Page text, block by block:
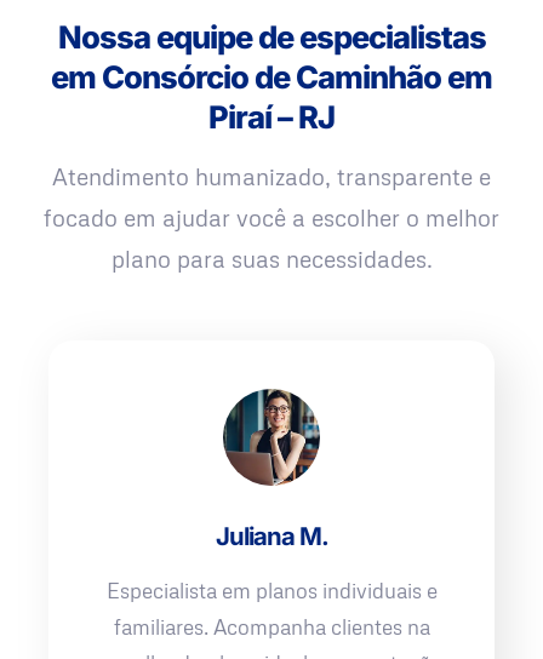
Nossa equipe de especialistas
em Consórcio de Caminhão em
Piraí – RJ
Atendimento humanizado, transparente e
focado em ajudar você a escolher o melhor
plano para suas necessidades.
Juliana M.
Especialista em planos individuais e
familiares. Acompanha clientes na